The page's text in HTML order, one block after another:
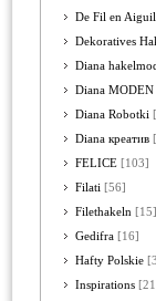
De Fil en
Dekoratives
Diana
Diana MODEN
Diana Robotki
Diana креатив
FELICE [103]
Filati [56]
Filethakeln [15]
Gedifra [16]
Hafty Polskie
Inspirations